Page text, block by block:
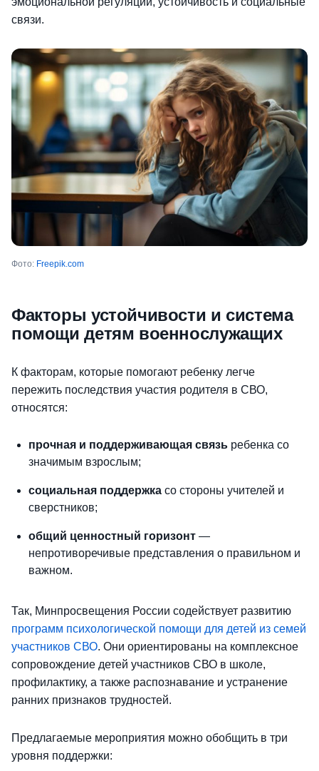
связи.
Фото: Freepik.com
Факторы устойчивости и система
помощи детям военнослужащих
К факторам, которые помогают ребенку легче
пережить последствия участия родителя в СВО,
относятся:
прочная и поддерживающая связь ребенка со
значимым взрослым;
социальная поддержка со стороны учителей и
сверстников;
общий ценностный горизонт —
непротиворечивые представления о правильном и
важном.
Так, Минпросвещения России содействует развитию
программ психологической помощи для детей из семей
участников СВО. Они ориентированы на комплексное
сопровождение детей участников СВО в школе,
профилактику, а также распознавание и устранение
ранних признаков трудностей.
Предлагаемые мероприятия можно обобщить в три
уровня поддержки: